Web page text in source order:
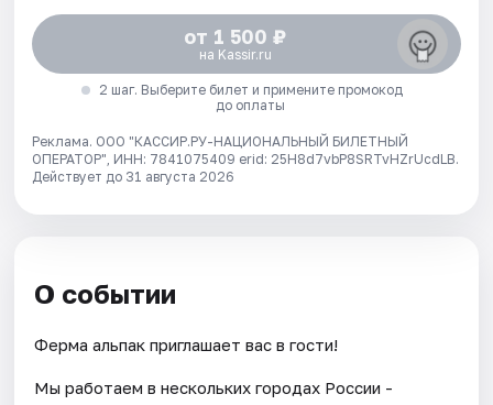
от 1 500 ₽
на Kassir.ru
2 шаг. Выберите билет и примените промокод
до оплаты
Реклама. ООО "КАССИР.РУ-НАЦИОНАЛЬНЫЙ БИЛЕТНЫЙ
ОПЕРАТОР", ИНН: 7841075409 erid: 25H8d7vbP8SRTvHZrUcdLB.
Действует до 31 августа 2026
О событии
Ферма альпак приглашает вас в гости!
Мы работаем в нескольких городах России -